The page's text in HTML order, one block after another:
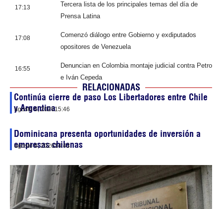
17:13
Tercera lista de los principales temas del día de
Prensa Latina
17:08
Comenzó diálogo entre Gobierno y exdiputados
opositores de Venezuela
16:55
Denuncian en Colombia montaje judicial contra Petro
e Iván Cepeda
RELACIONADAS
Continúa cierre de paso Los Libertadores entre Chile
y Argentina
agosto 6, 202615:46
Dominicana presenta oportunidades de inversión a
empresas chilenas
agosto 6, 202614:43